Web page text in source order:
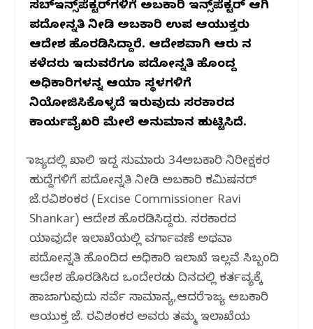
o
o
k
p
p
m
ಸಬ್‌ಇನ್ಸ್‌ಪೆಕ್ಟರ್‌ಗಳಿಗೆ ಅಬಕಾರಿ ಇನ್ಸ್‌ಪೆಕ್ಟರ್‌ ಆಗಿ
ಪದೋನ್ನತಿ ನೀಡಿ ಅಬಕಾರಿ ಉಪ ಆಯುಕ್ತರು
ಆದೇಶ ಹೊರಡಿಸಿದ್ದಾರೆ. ಆದೇಶವಾಗಿ ಆರು ದಿನ
ಕಳೆದರು ಇದುವರೆಗೂ ಪದೋನ್ನತಿ ಹೊಂದಿದ್ದ
ಅಧಿಕಾರಿಗಳನ್ನ ಆಯಾ ಸ್ಥಳಗಳಿಗೆ
ನಿಯೋಜಿಸಿಕೊಳ್ಳದೆ‌ ಇರುವುದು ಸರಕಾರದ
ಕಾರ್ಯವೈಖರಿ ಮೇಲೆ ಅನುಮಾನ ಹುಟ್ಟಿಸಿದೆ.
ರಾಜ್ಯದಲ್ಲಿ ಖಾಲಿ ಇದ್ದ ಸುಮಾರು 34ಅಬಕಾರಿ ನಿರೀಕ್ಷಕರ
ಹುದ್ದೆಗಳಿಗೆ ಪದೋನ್ನತಿ ನೀಡಿ ಅಬಕಾರಿ ಕಮಿಷನರ್
ಜೆ.ರವಿಶಂಕರ (Excise Commissioner Ravi
Shankar) ಆದೇಶ ಹೊರಡಿಸಿದ್ದರು. ಸರಕಾರದ
ಯಾವುದೇ ಇಲಾಖೆಯಲ್ಲಿ ವರ್ಗಾವಣೆ ಅಥವಾ
ಪದೋನ್ನತಿ ಹೊಂದಿದ ಅಧಿಕಾರಿ ಇಲಾಖೆ ಇಲ್ಲವೆ ಸಿಬ್ಬಂದಿ
ಆದೇಶ ಹೊರಡಿಸಿದ ಒಂದೇರಡು ದಿನದಲ್ಲಿ ಕರ್ತವ್ಯಕ್ಕೆ
ಹಾಜರಾಗುವುದು ಸರ್ವೆ ಸಾಮಾನ್ಯ,ಆದರೆ ರಾಜ್ಯ ಅಬಕಾರಿ
ಆಯುಕ್ತ ಜೆ. ರವಿಶಂಕರ ಅವರು ತಮ್ಮ ಇಲಾಖೆಯ